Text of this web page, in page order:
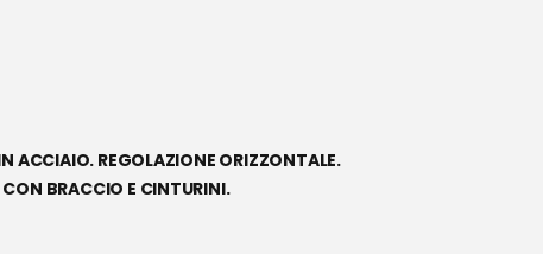
ACCIAIO. REGOLAZIONE ORIZZONTALE.
BRACCIO E CINTURINI.